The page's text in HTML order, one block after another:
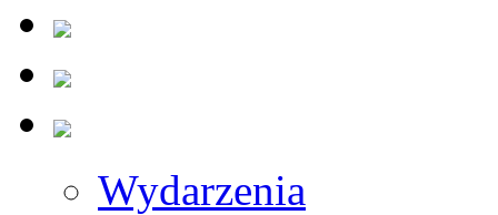
Wydarzenia